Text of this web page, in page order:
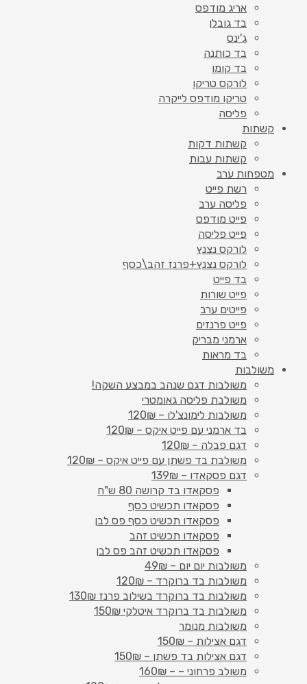
אריג מודפס
בד גובלן
ג'ינס
בד כותנה
בד קומו
לורקס טריקו
טריקו מודפס לייקרה
פליסה
קשתות
קשתות דקות
קשתות עבות
מטפחות ערב
רשת פייט
פליסה ערב
פייט מודפס
פייט פליסה
לורקס נצנץ
לורקס נצנץ+פרנז זהב\כסף
בד פייט
פייט שורות
פייטים ערב
פייט פרנזים
ארמני מבריק
בד מראות
משולבות
משולבות דגם שנהב במבצע השקה!
משולבת פליסה גאומטרי
משולבות לימונצ'לו – 120₪
בד ארמני עם פייט איקס – 120₪
דגם פבלה – 120₪
משולבת בד פשתן עם פייט איקס – 120₪
דגם פסקאדו – 139₪
פסקאדו בד קרושה 80 ש"ח
פסקאדו תכשיט כסף
פסקאדו תכשיט כסף פס לבן
פסקאדו תכשיט זהב
פסקאדו תכשיט זהב פס לבן
משולבות יום יום – 49₪
משולבות בד ברוקרד – 120₪
משולבות בד ברוקרד בשילוב פרנז 130₪
משולבות בד ברוקרד איטלקי 150₪
משולבות מנומר
דגם אצילות – 150₪
דגם אצילות בד פשתן – 150₪
משולב פרחוני – – 160₪